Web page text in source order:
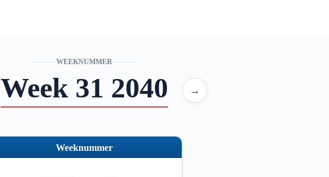
WEEKNUMMER
Week 31 2040 →
Weeknummer